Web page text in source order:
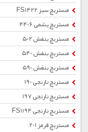
مستربچ سبز FS1422
مستربچ یشمی 4406
مستربچ بنفش 502
مستربچ بنفش 540
مستربچ بنفش 590
مستربچ نارنجی 190
مستربچ نارنجی 197
مستربچ نارنجی FS1194
مستربچ قرمز 201